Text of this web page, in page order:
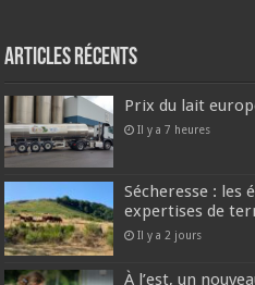
Articles récents
Prix du lait
Il y a 7 heures
Sécheresse : les
expertises de
Il y a 2 jours
À l’est, un